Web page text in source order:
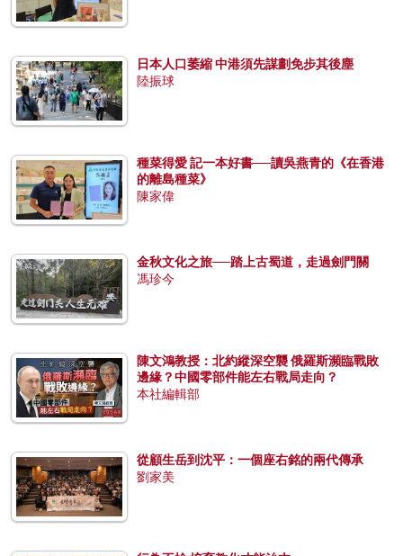
日本人口萎縮 中港須先謀劃免步其後塵
陸振球
種菜得愛 記一本好書──讀吳燕青的《在香港
的離島種菜》
陳家偉
金秋文化之旅──踏上古蜀道，走過劍門關
馮珍今
陳文鴻教授：北約縱深空襲 俄羅斯瀕臨戰敗
邊緣？中國零部件能左右戰局走向？
本社編輯部
從顧生岳到沈平：一個座右銘的兩代傳承
劉家美